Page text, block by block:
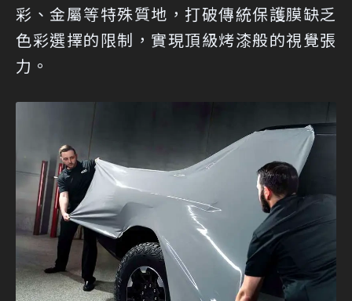
彩、金屬等特殊質地，打破傳統保護膜缺乏
色彩選擇的限制，實現頂級烤漆般的視覺張
力。